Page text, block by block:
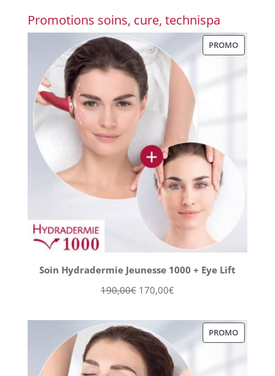
Promotions soins, cure, technispa
PROMOPRODUIT
Soin Hydradermie Jeunesse 1000 + Eye Lift
190,00€ Le
initial
était :
190,00€.
170,00€Le
actuel
170,00€.
PROMOPRODUIT